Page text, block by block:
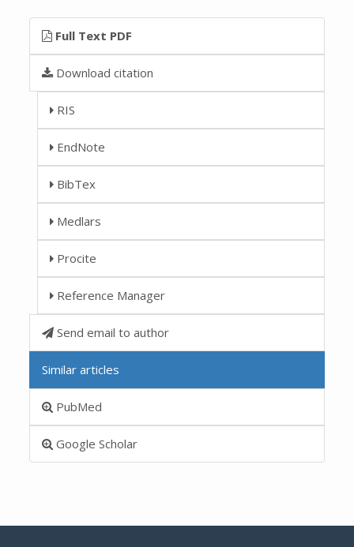
Full Text PDF
Download citation
RIS
EndNote
BibTex
Medlars
Procite
Reference Manager
Send email to author
Similar articles
PubMed
Google Scholar